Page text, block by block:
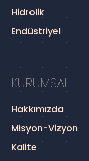
Hidrolik
Endüstriyel
KURUMSAL
Hakkımızda
Misyon-Vizyon
Kalite